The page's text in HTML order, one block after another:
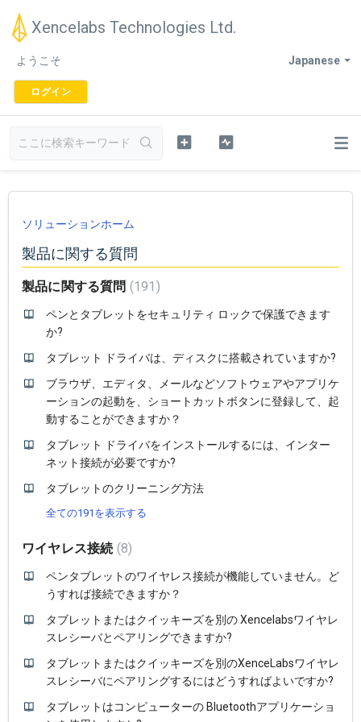
Xencelabs Technologies Ltd.
Japanese
ようこそ
ログイン
ソリューションホーム
製品に関する質問
製品に関する質問 191
ペンとタブレットをセキュリティ ロックで保護できます
か?
タブレット ドライバは、ディスクに搭載されていますか?
ブラウザ、エディタ、メールなどソフトウェアやアプリケ
ーションの起動を、ショートカットボタンに登録して、起
動することができますか？
タブレット ドライバをインストールするには、インター
ネット接続が必要ですか?
タブレットのクリーニング方法
全ての191を表示する
ワイヤレス接続 8
ペンタブレットのワイヤレス接続が機能していません。ど
うすれば接続できますか？
タブレットまたはクイッキーズを別の Xencelabsワイヤレ
スレシーバとペアリングできますか?
タブレットまたはクイッキーズを別のXenceLabsワイヤレ
スレシーバにペアリングするにはどうすればよいですか?
タブレットはコンピューターの Bluetoothアプリケーショ